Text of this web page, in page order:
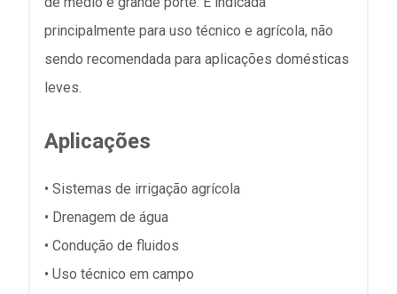
principalmente para uso técnico e agrícola, não
sendo recomendada para aplicações domésticas
leves.
Aplicações
• Sistemas de irrigação agrícola
• Drenagem de água
• Condução de fluidos
• Uso técnico em campo